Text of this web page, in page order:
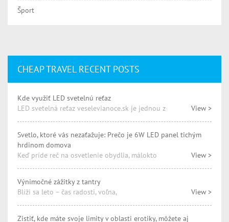
Šport
CHEAP TRAVEL RECENT POSTS
Kde využiť LED svetelnú reťaz
LED svetelná reťaz veselevianoce.sk je jednou z
View >
Svetlo, ktoré vás nezaťažuje: Prečo je 6W LED panel tichým
hrdinom domova
Keď príde reč na osvetlenie obydlia, málokto
View >
Výnimočné zážitky z tantry
Blíži sa leto – čas radosti, voľna,
View >
Zistiť, kde máte svoje limity v oblasti erotiky, môžete aj